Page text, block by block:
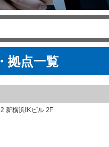
拠点一覧
新横浜IKビル 2F